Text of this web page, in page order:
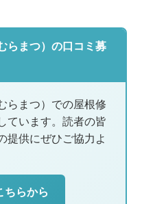
らまつ）の口コミ募
らまつ）での屋根修
ています。読者の皆
提供にぜひご協力よ
ちらから